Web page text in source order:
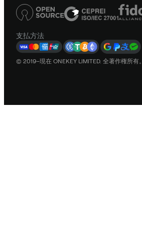
支払方法
© 2019–現在 ONEKEY LIMITED. 全著作権所有。